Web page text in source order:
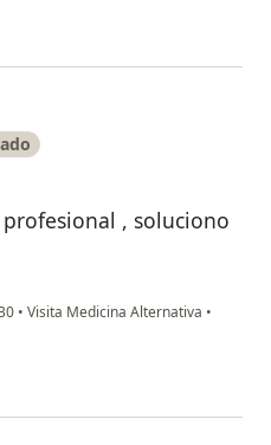
, soluciono
• Visita Medicina Alternativa •